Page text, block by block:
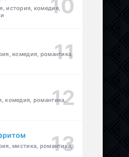
история, комедия,
комедия, романтика,
комедия, романтика,
мистика, романтика,